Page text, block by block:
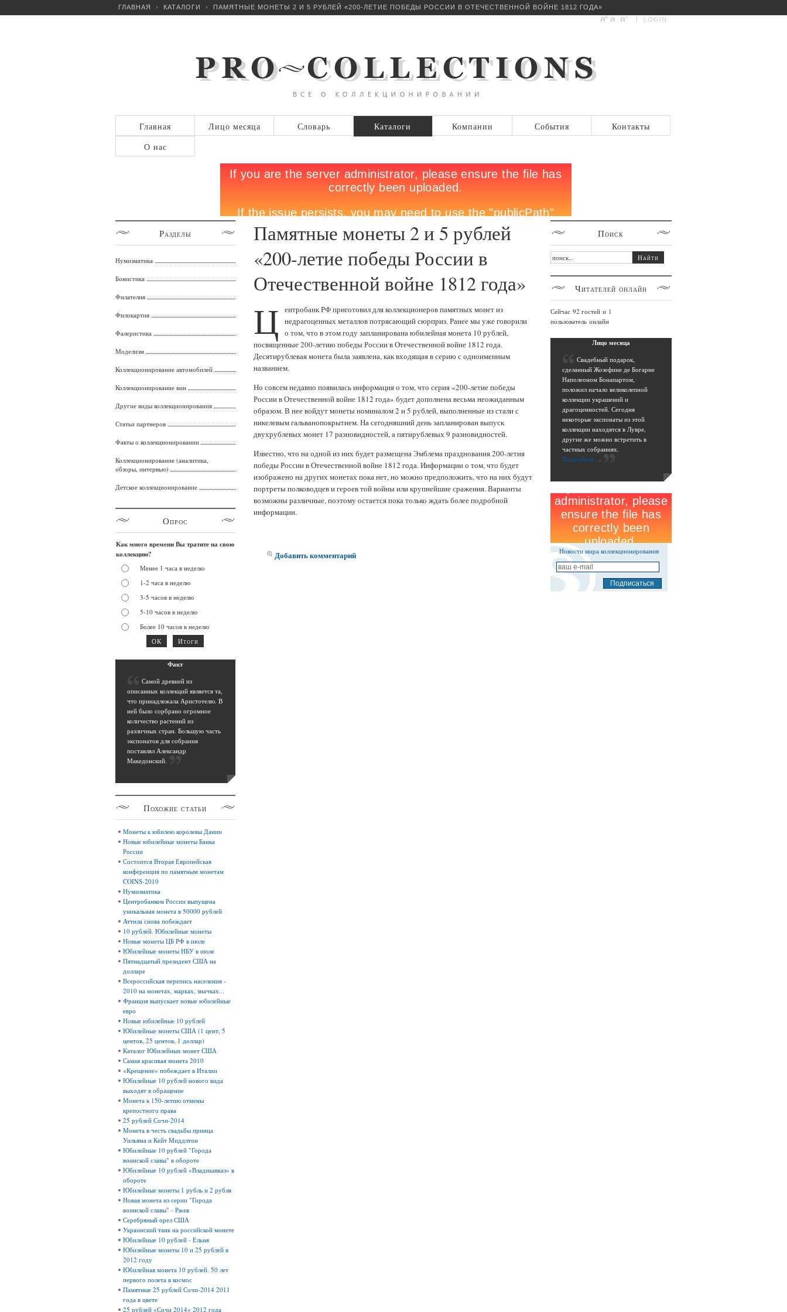
ГЛАВНАЯ КАТАЛОГИ
ПАМЯТНЫЕ МОНЕТЫ 2 И 5 РУБЛЕЙ «200-ЛЕТИЕ ПОБЕДЫ РОССИИ В ОТЕЧЕСТВЕННОЙ ВОЙНЕ 1812 ГОДА»
LOGIN
Главная Лицо месяца Словарь Каталоги Компании События
Контакты
О нас
Памятные монеты 2 и 5 рублей
«200-летие победы России в
Отечественной войне 1812 года»
Ц
ентробанк РФ приготовил для коллекционеров памятных монет из
недрагоценных металлов потрясающий сюрприз. Ранее мы уже говорили
о том, что в этом году запланирована юбилейная монета 10 рублей,
посвященные 200-летию победы России в Отечественной войне 1812 года.
Десятирублевая монета была заявлена, как входящая в серию с одноименным
названием.
Но совсем недавно появилась информация о том, что серия «200-летие победы
России в Отечественной войне 1812 года» будет дополнена весьма неожиданным
образом. В нее войдут монеты номиналом 2 и 5 рублей, выполненные из стали с
никелевым гальванопокрытием. На сегодняшний день запланирован выпуск
двухрублевых монет 17 разновидностей, а пятирублевых 9 разновидностей.
Известно, что на одной из них будет размещена Эмблема празднования 200-летия
победы России в Отечественной войне 1812 года. Информации о том, что будет
изображено на других монетах пока нет, но можно предположить, что на них будут
портреты полководцев и героев той войны или крупнейшие сражения. Варианты
возможны различные, поэтому остается пока только ждать более подробной
информации.
Добавить комментарий
Разделы
Нумизматика
Бонистика
Филателия
Филокартия
Фалеристика
Моделизм
Коллекционирование автомобилей
Коллекционирование вин
Другие виды коллекционирования
Статьи партнеров
Факты о коллекционировании
Коллекционирование (аналитика,
обзоры, интервью)
Детское коллекционирование
Опрос
Как много времени Вы тратите на свою
коллекцию?
Менее 1 часа в неделю
1-2 часа в неделю
3-5 часов в неделю
5-10 часов в неделю
Более 10 часов в неделю
Факт
Самой древней из
описанных коллекций является та,
что принадлежала Аристотелю. В
ней было сорбрано огромное
количество растений из
различных стран. Большую часть
экспонатов для собрания
поставлял Александр
Македонский.
Похожие статьи
Монеты к юбилею королевы Дании
Новые юбилейные монеты Банка
России
Состоится Вторая Европейская
конференция по памятным монетам
COINS-2010
Нумизматика
Центробанком России выпущена
уникальная монета в 50000 рублей
Аттила снова побеждает
10 рублей. Юбилейные монеты
Новые монеты ЦБ РФ в июле
Юбилейные монеты НБУ в июле
Пятнадцатый президент США на
долларе
Всероссийская перепись населения -
2010 на монетах, марках, значках...
Франция выпускает новые юбилейные
евро
Новые юбилейные 10 рублей
Юбилейные монеты США (1 цент, 5
центов, 25 центов, 1 доллар)
Каталог Юбилейных монет США
Самая красивая монета 2010
«Крещение» побеждает в Италии
Юбилейные 10 рублей нового вида
выходят в обращение
Монета к 150-летию отмены
крепостного права
25 рублей Сочи-2014
Монета в честь свадьбы принца
Уильяма и Кейт Миддлтон
Юбилейные 10 рублей "Города
воинской славы" в обороте
Юбилейные 10 рублей «Владикавказ» в
обороте
Юбилейные монеты 1 рубль и 2 рубля
Новая монета из серии "Города
воинской славы" - Ржев
Серебряный орел США
Украинский танк на российской монете
Юбилейные 10 рублей - Ельня
Юбилейные монеты 10 и 25 рублей в
2012 году
Юбилейная монета 10 рублей. 50 лет
первого полета в космос
Памятные 25 рублей Сочи-2014 2011
года в цвете
25 рублей «Сочи 2014» 2012 года
Поиск
Читателей онлайн
Сейчас 92 гостей и 1
пользователь онлайн
Лицо месяца
Свадебный подарок,
сделанный Жозефине де Богарне
Наполеоном Бонапартом,
положил начало великолепной
коллекции украшений и
драгоценностей. Сегодня
некоторые экспонаты из этой
коллекции находятся в Лувре,
другие же можно встретить в
частных собраниях.
Подробнее....
Новости мира коллекционирования